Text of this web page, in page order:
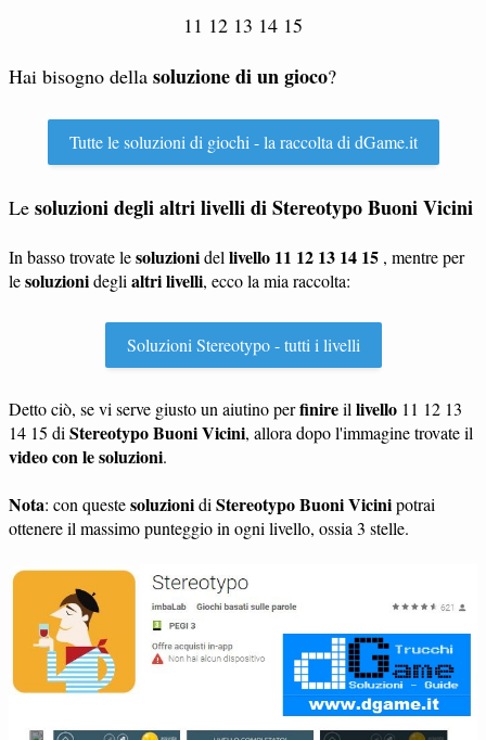
11 12 13 14 15
Hai bisogno della soluzione di un gioco?
Tutte le soluzioni di giochi - la raccolta di dGame.it
Le soluzioni degli altri livelli diStereotypo Buoni Vicini
In basso trovate lesoluzionidel livello 11 12 13 14 15 , mentre per
lesoluzionidegli altri livelli, ecco la mia raccolta:
Soluzioni Stereotypo - tutti i livelli
Detto ciò, se vi serve giusto un aiutino perfinireil livello 11 12 13
14 15 di Stereotypo Buoni Vicini, allora dopo l'immagine trovate il
video con le soluzioni.
Nota: con questesoluzionidi Stereotypo Buoni Vicinipotrai
ottenere il massimo punteggio in ogni livello, ossia 3 stelle.